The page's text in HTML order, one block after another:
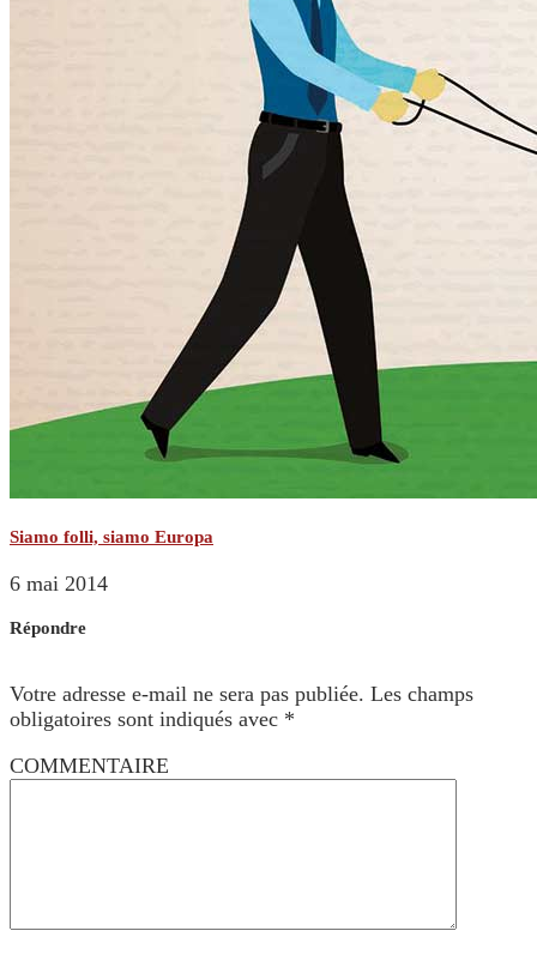
Siamo folli, siamo Europa
6 mai 2014
Répondre
Votre adresse e-mail ne sera pas publiée. Les champs
obligatoires sont indiqués avec *
COMMENTAIRE